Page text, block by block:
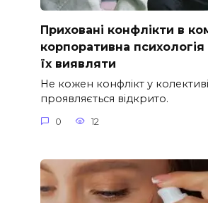
Приховані конфлікти в
корпоративна
їх виявляти
Не кожен конфлікт у колективі
проявляється відкрито.
0 12